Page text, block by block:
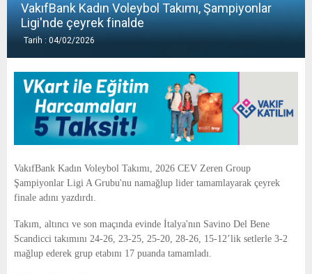
A
E
N
U
VakıfBank Kadın Voleybol Takımı, Şampiyonlar
Ligi'nde çeyrek finalde
Tarih : 04/02/2026
VakıfBank Kadın Voleybol Takımı, 2026 CEV Zeren Group
Şampiyonlar Ligi A Grubu'nu namağlup lider tamamlayarak çeyrek
finale adını yazdırdı.
Takım, altıncı ve son maçında evinde İtalya'nın Savino Del Bene
Scandicci takımını 24-26, 23-25, 25-20, 28-26, 15-12’lik setlerle 3-2
mağlup ederek grup etabını 17 puanda tamamladı.